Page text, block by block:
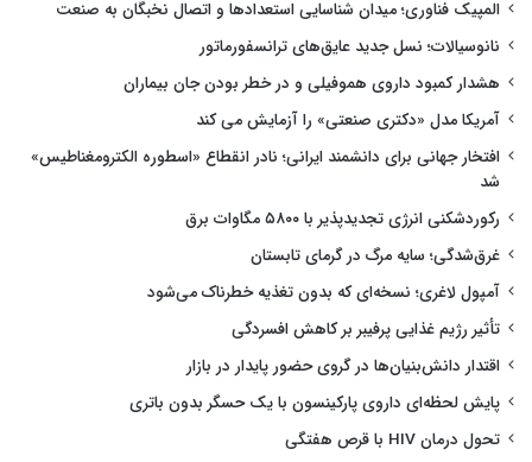
المپیک فناوری؛ میدان شناسایی استعدادها و اتصال نخبگان به صنعت
نانوسیالات؛ نسل جدید عایق‌های ترانسفورماتور
هشدار کمبود داروی هموفیلی و در خطر بودن جان بیماران
آمریکا مدل «دکتری صنعتی» را آزمایش می کند
افتخار جهانی برای دانشمند ایرانی؛ نادر انقطاع «اسطوره الکترومغناطیس»
شد
رکوردشکنی انرژی تجدیدپذیر با ۵۸۰۰ مگاوات برق
غرق‌شدگی؛ سایه مرگ در گرمای تابستان
آمپول لاغری؛ نسخه‌ای که بدون تغذیه خطرناک می‌شود
تأثیر رژیم غذایی پرفیبر بر کاهش افسردگی
اقتدار دانش‌بنیان‌ها در گروی حضور پایدار در بازار
پایش لحظه‌ای داروی پارکینسون با یک حسگر بدون باتری
تحول درمان HIV با قرص هفتگی